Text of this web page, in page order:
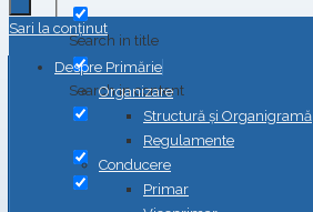
Search in title
Search in content
Sari la conținut
Despre Primărie
Organizare
Structură și Organigramă
Regulamente
Conducere
Primar